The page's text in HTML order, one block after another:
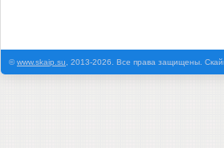
©www.skaip.su , 2013-2026. Все права защищены.